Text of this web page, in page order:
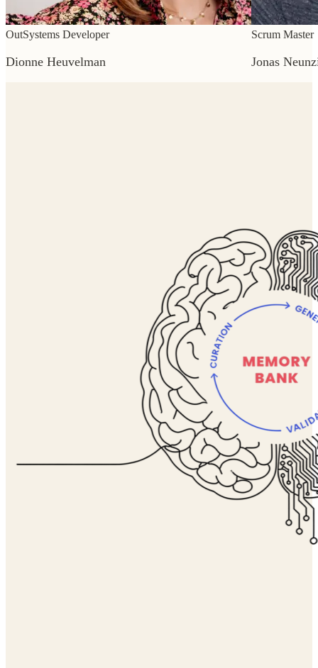
OutSystems Developer
Dionne Heuvelman
Scrum Master
Jonas